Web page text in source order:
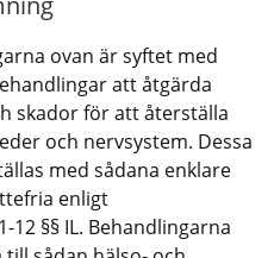
ovan är syftet med
att åtgärda
skador för att återställa
och nervsystem. Dessa
med sådana enklare
enligt
12 §§ IL. Behandlingarna